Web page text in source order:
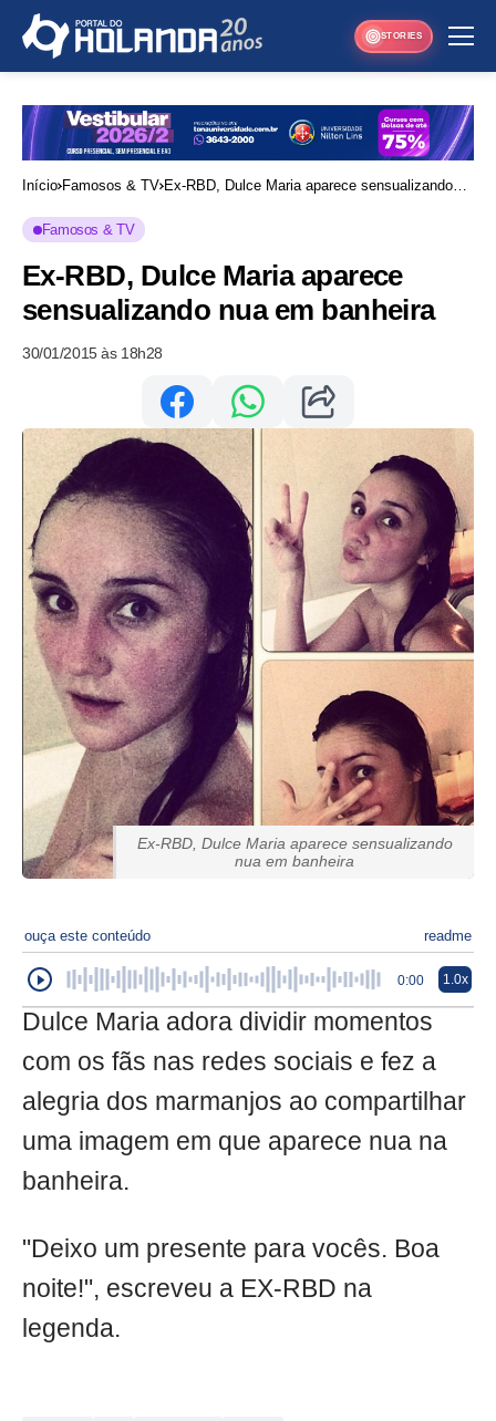
STORIES
Início Famosos & TV Ex-RBD, Dulce Maria aparece sensualizando
Famosos & TV
Ex-RBD, Dulce Maria aparece
sensualizando nua em banheira
30/01/2015 às 18h28
Ex-RBD, Dulce Maria aparece sensualizando
nua em banheira
ouça este conteúdo readme
0:00 1.0x
Dulce Maria adora dividir momentos
com os fãs nas redes sociais e fez a
alegria dos marmanjos ao compartilhar
uma imagem em que aparece nua na
banheira.
"Deixo um presente para vocês. Boa
noite!", escreveu a EX-RBD na
legenda.